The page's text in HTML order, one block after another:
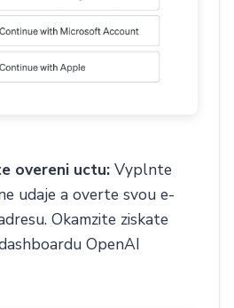
overeni uctu: Vyplnte
udaje a overte svou e-
Okamzite ziskate
OpenAI